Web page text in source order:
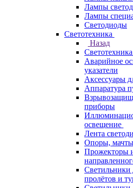
Лампы
Лампы
Светодиоды
Светотехника
Назад
Светотехника
Аварийное
указатели
Аксессуары
Аппаратура
приборы
освещение
Лента
Опоры,
Прожекторы
Светильники
пролётов и